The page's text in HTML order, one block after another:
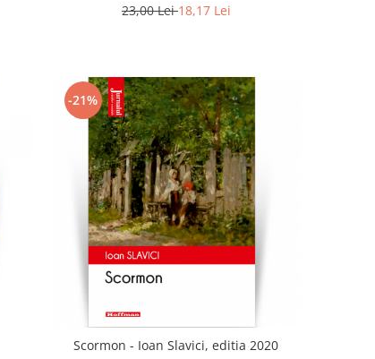
23,00 Lei18,17 Lei
-21%
Scormon - Ioan Slavici, editia 2020